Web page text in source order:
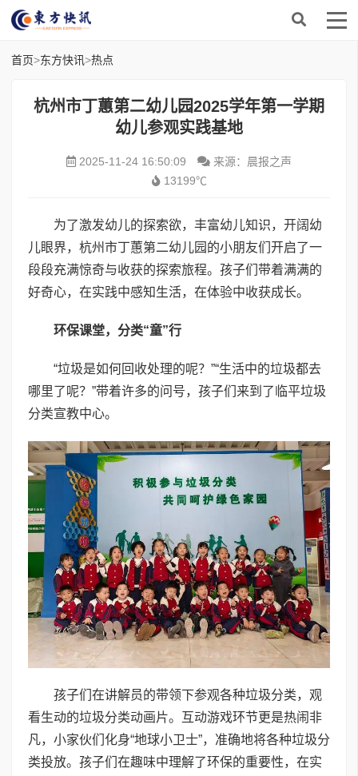
首页>东方快讯>热点
杭州市丁蕙第二幼儿园2025学年第一学期
幼儿参观实践基地
2025-11-24 16:50:09
来源：晨报之声
13199℃
为了激发幼儿的探索欲，丰富幼儿知识，开阔幼
儿眼界，杭州市丁蕙第二幼儿园的小朋友们开启了一
段段充满惊奇与收获的探索旅程。孩子们带着满满的
好奇心，在实践中感知生活，在体验中收获成长。
环保课堂，分类“童”行
“垃圾是如何回收处理的呢？”“生活中的垃圾都去
哪里了呢？”带着许多的问号，孩子们来到了临平垃圾
分类宣教中心。
孩子们在讲解员的带领下参观各种垃圾分类，观
看生动的垃圾分类动画片。互动游戏环节更是热闹非
凡，小家伙们化身“地球小卫士”，准确地将各种垃圾分
类投放。孩子们在趣味中理解了环保的重要性，在实